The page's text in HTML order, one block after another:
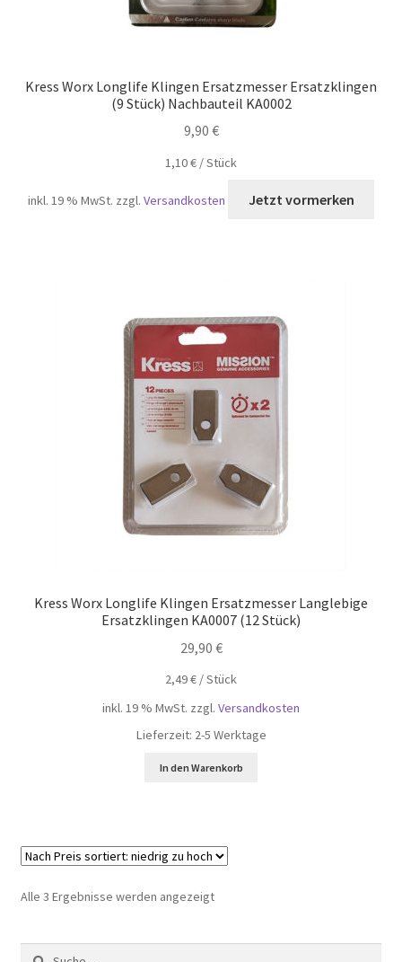
Kress Worx Longlife Klingen Ersatzmesser Ersatzklingen
(9 Stück) Nachbauteil KA0002
9,90 €
1,10€ /Stück
inkl. 19 % MwSt. zzgl. Versandkosten
Kress Worx Longlife Klingen Ersatzmesser Langlebige
Ersatzklingen KA0007 (12 Stück)
29,90 €
2,49€ /Stück
inkl. 19 % MwSt. zzgl. Versandkosten
Lieferzeit: 2-5 Werktage
In den Warenkorb
Alle 3 Ergebnisse werden angezeigtNach
Suche